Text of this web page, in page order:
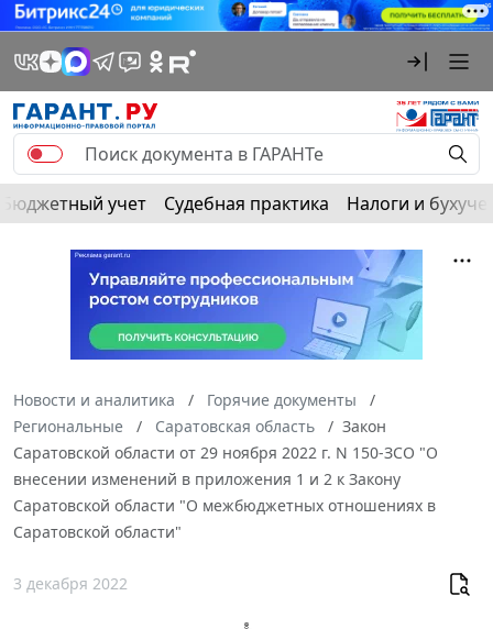
Бюджетный учет Судебная практика Налоги и
Новости и аналитика
Горячие документы
Региональные
Саратовская область
Закон
Саратовской области от 29 ноября 2022 г. N 150-ЗСО "О
внесении изменений в приложения 1 и 2 к Закону
Саратовской области "О межбюджетных отношениях в
Саратовской области"
3 декабря 2022